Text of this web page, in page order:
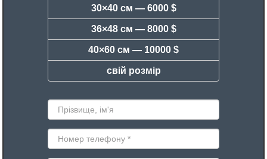
30×40 см — 6000 $
36×48 см — 8000 $
40×60 см — 10000 $
свій розмір